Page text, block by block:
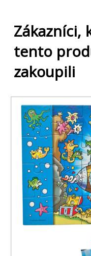
Zákazníci,
tento
zakoupili